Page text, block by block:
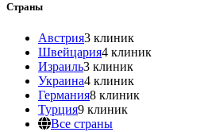
Страны
Австрия3 клиник
Швейцария4 клиник
Израиль3 клиник
Украина4 клиник
Германия8 клиник
Турция9 клиник
Все страны